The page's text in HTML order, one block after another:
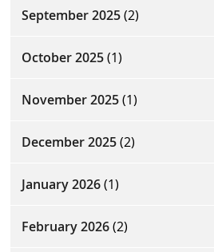
September 2025(2)
October 2025(1)
November 2025(1)
December 2025(2)
January 2026(1)
February 2026(2)